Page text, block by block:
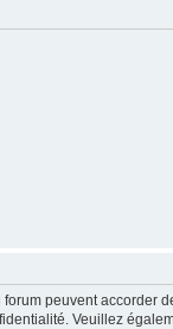
peuvent accorder
Veuillez